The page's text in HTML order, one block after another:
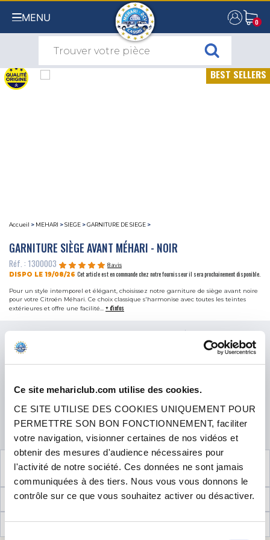
Ce site mehariclub.com utilise des cookies.
CE SITE UTILISE DES COOKIES UNIQUEMENT POUR
PERMETTRE SON BON FONCTIONNEMENT, faciliter
votre navigation, visionner certaines de nos vidéos et
obtenir des mesures d'audience nécessaires pour
l'activité de notre société. Ces données ne sont jamais
communiquées à des tiers. Nous vous vous donnons le
contrôle sur ce que vous souhaitez activer ou désactiver.
Sélection
MENU 0
0
BEST SELLERS
Accueil > MEHARI >SIEGE >GARNITURE DE SIEGE >
GARNITURE SIÈGE AVANT MÉHARI - NOIR
Réf. : 1300003
8 avis
DISPO LE 19/08/26 Cet article est en commande chez notre fournisseur il sera prochainement disponible.
Pour un style intemporel et élégant, choisissez notre garniture de siège avant noire
pour votre Citroën Méhari. Ce choix classique s'harmonise avec toutes les teintes
extérieures et offre une facilité... + d'infos
QUANTITÉ
AJOUTER AU PANIER
VOIR LES4PRODUITS COMPLÉMENTAIRES
INFORMATIONS TECHNIQUES
AVIS CLIENTS (8)